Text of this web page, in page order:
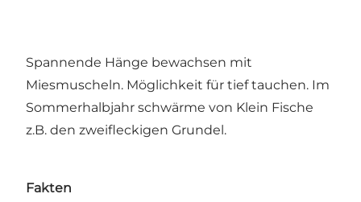
Spannende Hänge bewachsen mit
Miesmuscheln. Möglichkeit für tief tauchen. Im
Sommerhalbjahr schwärme von Klein Fische
z.B. den zweifleckigen Grundel.
Fakten